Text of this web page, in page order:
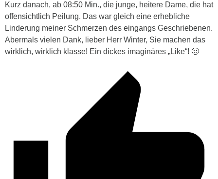
Kurz danach, ab 08:50 Min., die junge, heitere Dame, die hat
offensichtlich Peilung. Das war gleich eine erhebliche
Linderung meiner Schmerzen des eingangs Geschriebenen.
Abermals vielen Dank, lieber Herr Winter, Sie machen das
wirklich, wirklich klasse! Ein dickes imaginäres „Like“! 🙂